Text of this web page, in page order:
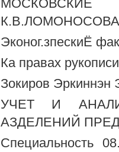
МОСКОВСКИЕ
К.В.ЛОМОНОСОВА
Эконог.зпескиЁ
Ка правах рукописи
Зокиров Эркиннэн
УЧЕТ И
АЗДЕЛЕНИЙ
Специальность